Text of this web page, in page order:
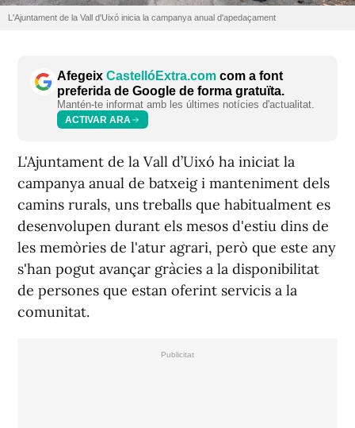
L'Ajuntament de la Vall d'Uixó inicia la campanya anual d'apedaçament
Afegeix CastellóExtra.com com a font
preferida de Google de forma gratuïta.
Mantén-te informat amb les últimes notícies d'actualitat.
ACTIVAR ARA
L'Ajuntament de la Vall d’Uixó ha iniciat la
campanya anual de batxeig i manteniment dels
camins rurals, uns treballs que habitualment es
desenvolupen durant els mesos d'estiu dins de
les memòries de l'atur agrari, però que este any
s'han pogut avançar gràcies a la disponibilitat
de persones que estan oferint servicis a la
comunitat.